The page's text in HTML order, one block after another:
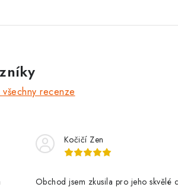
recenze
Kočičí Zen
Obchod jsem zkusila pro jeho skvělé